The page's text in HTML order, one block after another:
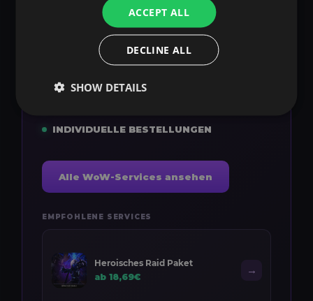
bei ExpCarry: Raids, Dungeons, PvP,
Leveling, Gold, Farming, Coaching und
individuelle Bestellungen.
SICHERE BESTELLUNG
SCHNELLER START
INDIVIDUELLE BESTELLUNGEN
Alle WoW-Services ansehen
EMPFOHLENE SERVICES
Heroisches Raid Paket
ab 18,69€
→
ACCEPT ALL
DECLINE ALL
SHOW DETAILS